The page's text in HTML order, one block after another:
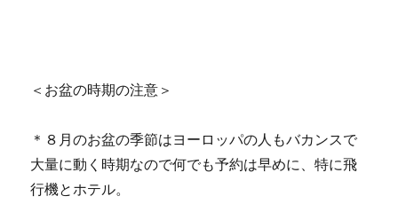
＜お盆の時期の注意＞
＊８月のお盆の季節はヨーロッパの人もバカンスで
大量に動く時期なので何でも予約は早めに、特に飛
行機とホテル。